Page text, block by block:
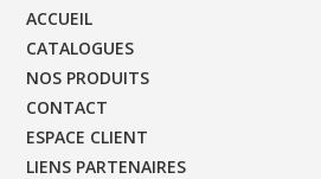
ACCUEIL
CATALOGUES
NOS PRODUITS
CONTACT
ESPACE CLIENT
LIENS PARTENAIRES